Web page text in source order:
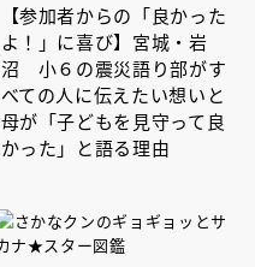
【参加者からの「良かった
よ！」に喜び】宮城・岩
沼 小６の震災語り部がす
べての人に伝えたい想いと
母が「子どもを見守って良
かった」と語る理由